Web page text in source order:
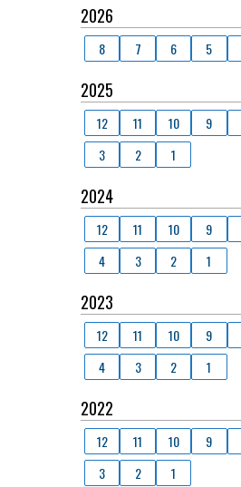
2026
8 7 6 5
2025
12 11 10 9
3
2 1
2024
12 11 10 9
4
3 2 1
2023
12 11 10 9
4
3 2 1
2022
12 11 10 9
3
2 1